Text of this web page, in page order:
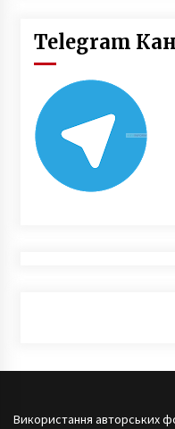
Telegram
Використання авторських